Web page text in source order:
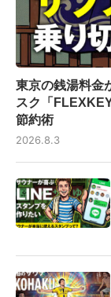
東京の銭湯料金
スク「
節約術
2026.8.3